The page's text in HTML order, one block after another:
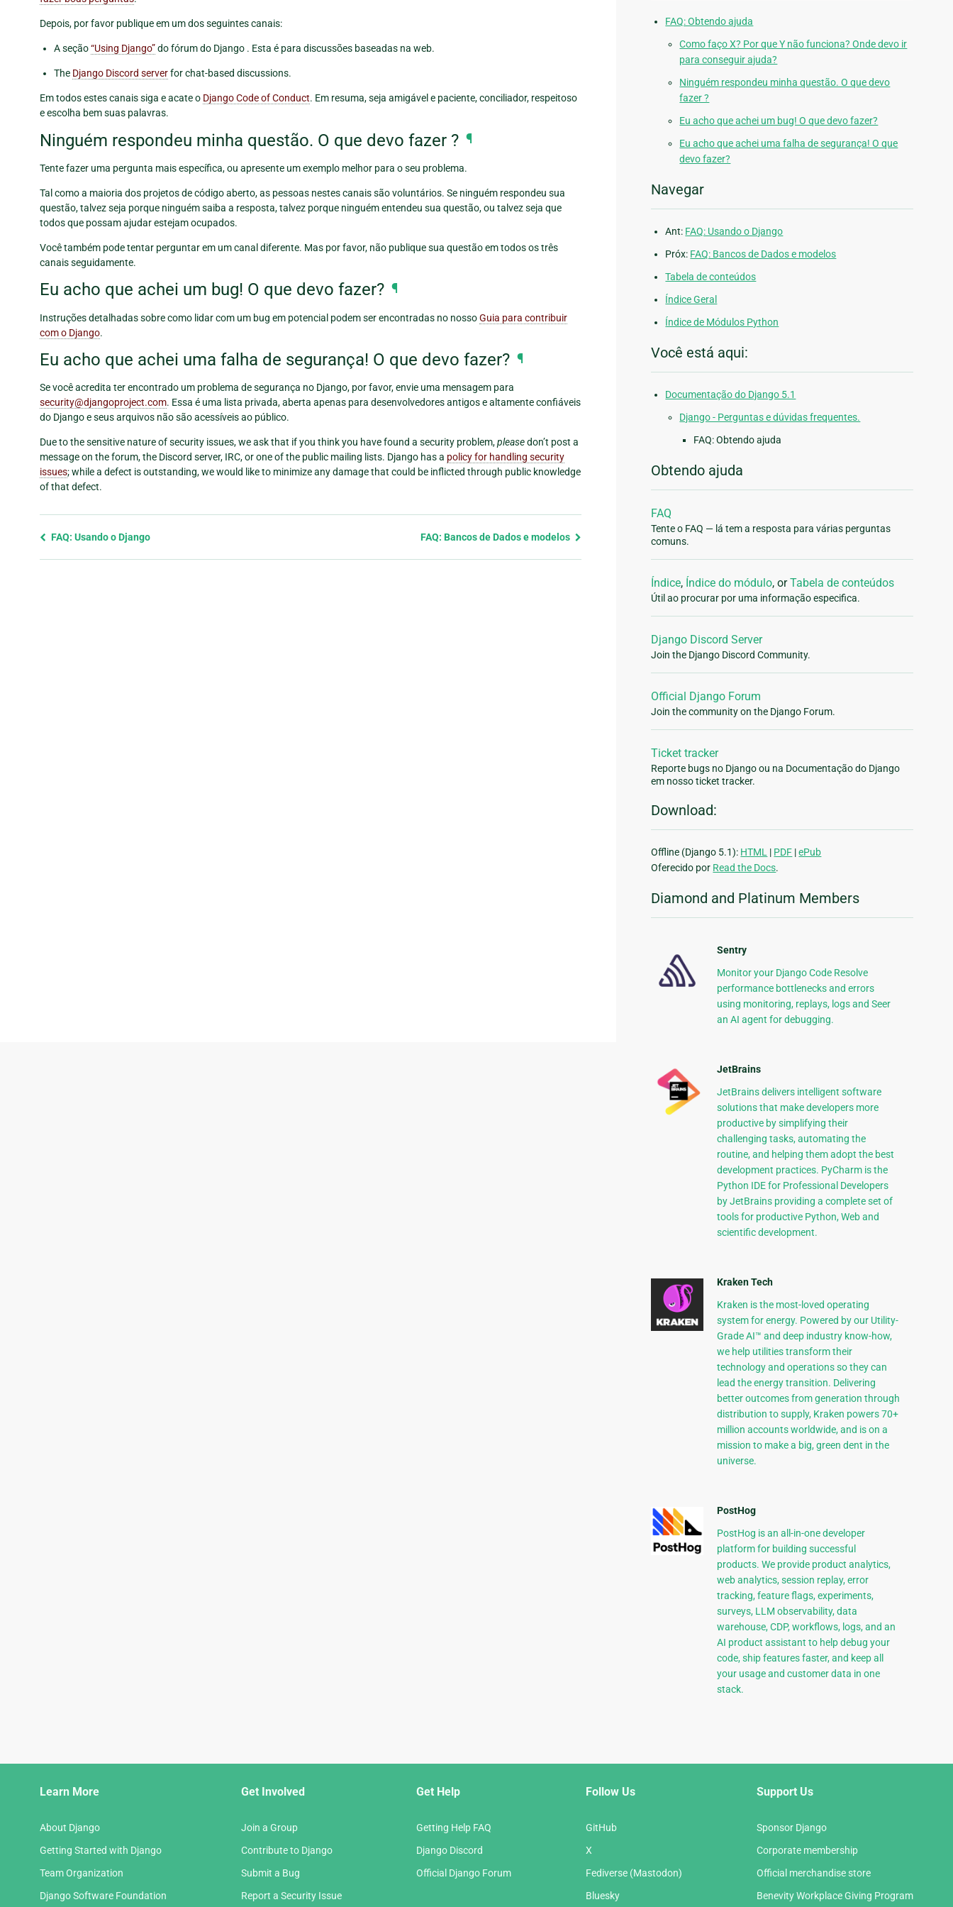
Depois, por favor publique em um dos seguintes canais:
A seção“Using Django”do fórum do Django . Esta é para discussões baseadas na web.
The Django Discord serverfor chat-based discussions.
Em todos estes canais siga e acate o Django Code of Conduct. Em resuma, seja amigável e paciente, conciliador, respeitoso
e escolha bem suas palavras.
Ninguém respondeu minha questão. O que devo fazer ? ¶
Tente fazer uma pergunta mais específica, ou apresente um exemplo melhor para o seu problema.
Tal como a maioria dos projetos de código aberto, as pessoas nestes canais são voluntários. Se ninguém respondeu sua
questão, talvez seja porque ninguém saiba a resposta, talvez porque ninguém entendeu sua questão, ou talvez seja que
todos que possam ajudar estejam ocupados.
Você também pode tentar perguntar em um canal diferente. Mas por favor, não publique sua questão em todos os três
canais seguidamente.
Eu acho que achei um bug! O que devo fazer? ¶
Instruções detalhadas sobre como lidar com um bug em potencial podem ser encontradas no nossoGuia para contribuir
com o Django.
Eu acho que achei uma falha de segurança! O que devo fazer? ¶
Se você acredita ter encontrado um problema de segurança no Django, por favor, envie uma mensagem para
security@djangoproject.com. Essa é uma lista privada, aberta apenas para desenvolvedores antigos e altamente confiáveis
do Django e seus arquivos não são acessíveis ao público.
Due to the sensitive nature of security issues, we ask that if you think you have found a security problem,pleasedon’t post a
message on the forum, the Discord server, IRC, or one of the public mailing lists. Django has a policy for handling security
issues; while a defect is outstanding, we would like to minimize any damage that could be inflicted through public knowledge
of that defect.
Previous
FAQ: Usando o Django FAQ: Bancos de Dados e modelos
FAQ: Obtendo ajuda
Como faço X? Por que Y não funciona? Onde devo ir
para conseguir ajuda?
Ninguém respondeu minha questão. O que devo
fazer ?
Eu acho que achei um bug! O que devo fazer?
Eu acho que achei uma falha de segurança! O que
devo fazer?
Navegar
Ant: FAQ: Usando o Django
Próx: FAQ: Bancos de Dados e modelos
Tabela de conteúdos
Índice Geral
Índice de Módulos Python
Você está aqui:
Documentação do Django 5.1
Django - Perguntas e dúvidas frequentes.
FAQ: Obtendo ajuda
Obtendo ajuda
FAQ
Tente o FAQ — lá tem a resposta para várias perguntas
comuns.
Índice, Índice do módulo, orTabela de conteúdos
Útil ao procurar por uma informação especifica.
Django Discord Server
Join the Django Discord Community.
Official Django Forum
Join the community on the Django Forum.
Ticket tracker
Reporte bugs no Django ou na Documentação do Django
em nosso ticket tracker.
Download:
Offline (Django 5.1): HTML | PDF |ePub
Oferecido por Read the Docs.
Diamond and Platinum Members
Sentry
Monitor your Django Code Resolve
performance bottlenecks and errors
using monitoring, replays, logs and Seer
an AI agent for debugging.
JetBrains
JetBrains delivers intelligent software
solutions that make developers more
productive by simplifying their
challenging tasks, automating the
routine, and helping them adopt the best
development practices. PyCharm is the
Python IDE for Professional Developers
by JetBrains providing a complete set of
tools for productive Python, Web and
scientific development.
Kraken Tech
Kraken is the most-loved operating
system for energy. Powered by our Utility-
Grade AI™ and deep industry know-how,
we help utilities transform their
technology and operations so they can
lead the energy transition. Delivering
better outcomes from generation through
distribution to supply, Kraken powers 70+
million accounts worldwide, and is on a
mission to make a big, green dent in the
universe.
PostHog
PostHog is an all-in-one developer
platform for building successful
products. We provide product analytics,
web analytics, session replay, error
tracking, feature flags, experiments,
surveys, LLM observability, data
warehouse, CDP, workflows, logs, and an
AI product assistant to help debug your
code, ship features faster, and keep all
your usage and customer data in one
stack.
Learn More
About Django
Getting Started with Django
Team Organization
Django Software Foundation
Get Involved
Join a Group
Contribute to Django
Submit a Bug
Report a Security Issue
Get Help
Getting Help FAQ
Django Discord
Official Django Forum
Follow Us
GitHub
X
Fediverse (Mastodon)
Bluesky
Support Us
Sponsor Django
Corporate membership
Official merchandise store
Benevity Workplace Giving Program